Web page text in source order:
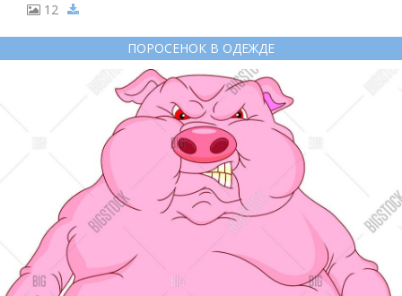
12
ПОРОСЕНОК В ОДЕЖДЕ